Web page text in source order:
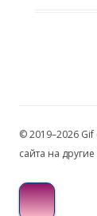
© 2019–2026
сайта на